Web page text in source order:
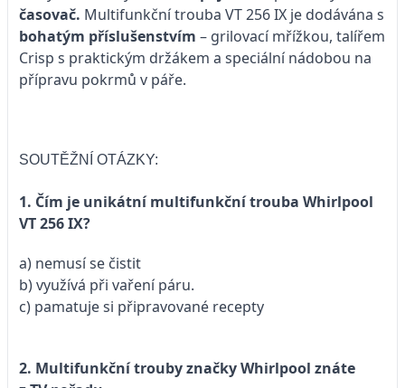
časovač. Multifunkční trouba VT 256 IX je dodávána s
bohatým příslušenstvím – grilovací mřížkou, talířem
Crisp s praktickým držákem a speciální nádobou na
přípravu pokrmů v páře.
SOUTĚŽNÍ OTÁZKY:
1. Čím je unikátní multifunkční trouba Whirlpool
VT 256 IX?
a) nemusí se čistit
b) využívá při vaření páru.
c) pamatuje si připravované recepty
2. Multifunkční trouby značky Whirlpool znáte